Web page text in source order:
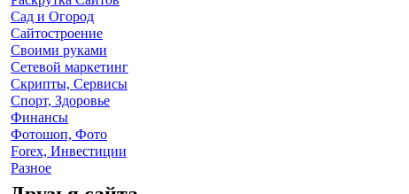
Cад и Огород
Сайтостроение
Своими руками
Сетевой маркетинг
Скрипты, Сервисы
Спорт, Здоровье
Финансы
Фотошоп, Фото
Forex, Инвестиции
Разное